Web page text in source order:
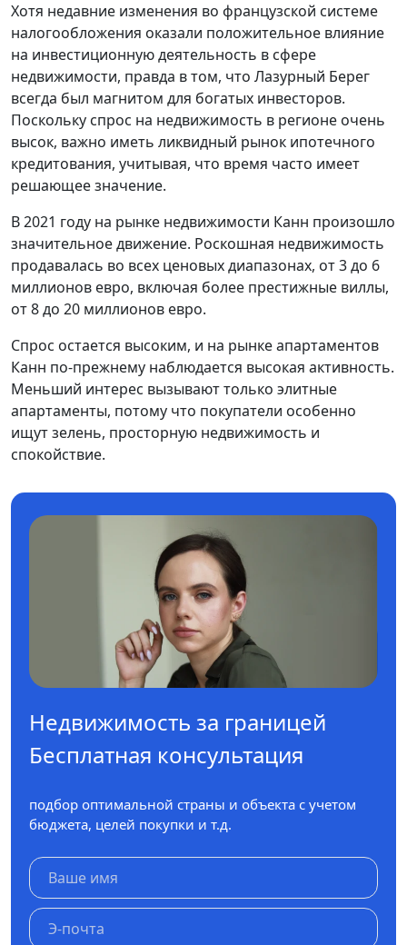
Хотя недавние изменения во французской системе
налогообложения оказали положительное влияние
на инвестиционную деятельность в сфере
недвижимости, правда в том, что Лазурный Берег
всегда был магнитом для богатых инвесторов.
Поскольку спрос на недвижимость в регионе очень
высок, важно иметь ликвидный рынок ипотечного
кредитования, учитывая, что время часто имеет
решающее значение.
В 2021 году на рынке недвижимости Канн произошло
значительное движение. Роскошная недвижимость
продавалась во всех ценовых диапазонах, от 3 до 6
миллионов евро, включая более престижные виллы,
от 8 до 20 миллионов евро.
Спрос остается высоким, и на рынке апартаментов
Канн по-прежнему наблюдается высокая активность.
Меньший интерес вызывают только элитные
апартаменты, потому что покупатели особенно
ищут зелень, просторную недвижимость и
спокойствие.
Недвижимость за границей
Бесплатная консультация
подбор оптимальной страны и объекта с учетом
бюджета, целей покупки и т.д.